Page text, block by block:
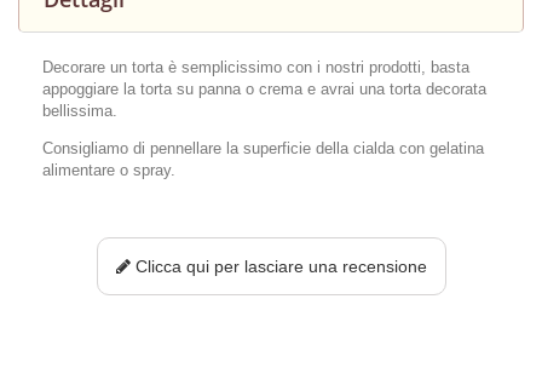
Decorare un torta è semplicissimo con i nostri prodotti, basta
appoggiare la torta su panna o crema e avrai una torta decorata
bellissima.
Consigliamo di pennellare la superficie della cialda con gelatina
alimentare o spray.
Clicca qui per lasciare una recensione